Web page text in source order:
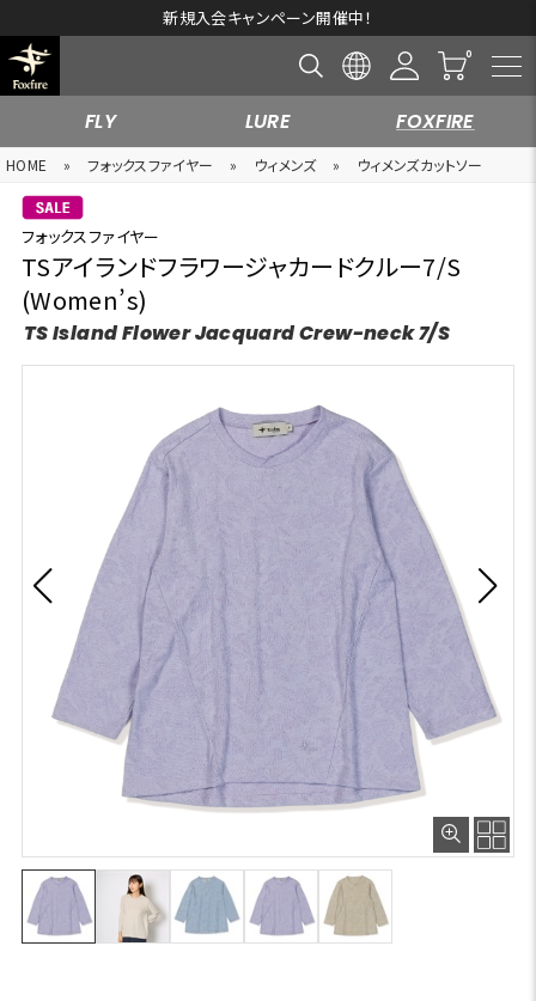
新規入会キャンペーン開催中！
FLY LURE FOXFIRE
HOME » フォックスファイヤー » ウィメンズ » ウィメンズカットソー
フォックスファイヤー
TSアイランドフラワージャカードクルー7/S
(Women’s)
TS Island Flower Jacquard Crew-neck 7/S